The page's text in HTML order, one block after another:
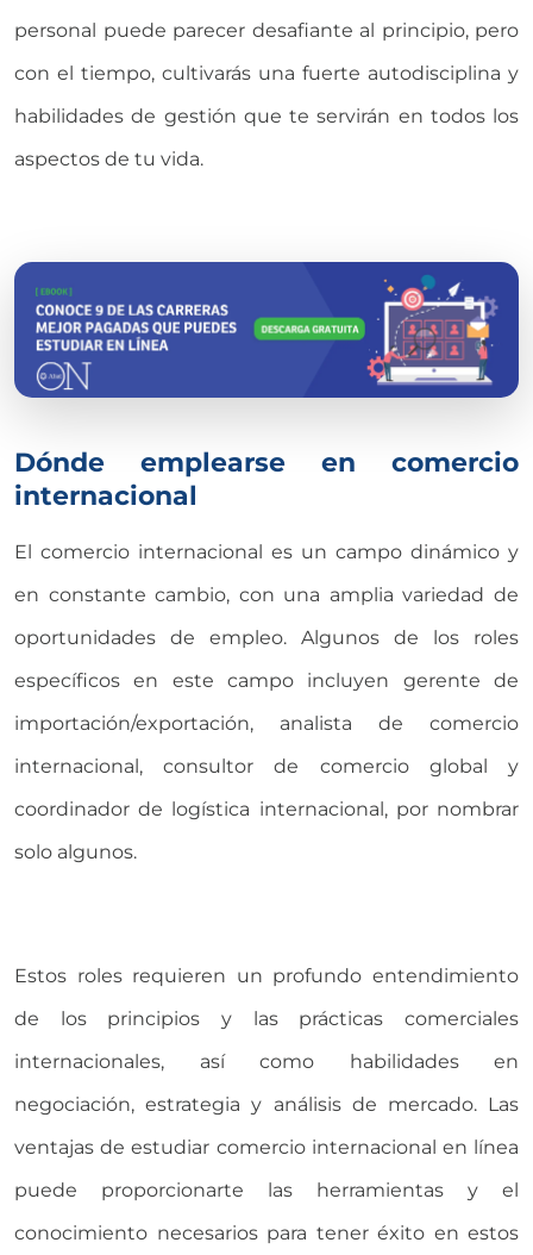
personal puede parecer desafiante al principio, pero
con el tiempo, cultivarás una fuerte autodisciplina y
habilidades de gestión que te servirán en todos los
aspectos de tu vida.
Dónde emplearse en comercio
internacional
El comercio internacional es un campo dinámico y
en constante cambio, con una amplia variedad de
oportunidades de empleo. Algunos de los roles
específicos en este campo incluyen gerente de
importación/exportación, analista de comercio
internacional, consultor de comercio global y
coordinador de logística internacional, por nombrar
solo algunos.
Estos roles requieren un profundo entendimiento
de los principios y las prácticas comerciales
internacionales, así como habilidades en
negociación, estrategia y análisis de mercado. Las
ventajas de estudiar comercio internacional en línea
puede proporcionarte las herramientas y el
conocimiento necesarios para tener éxito en estos